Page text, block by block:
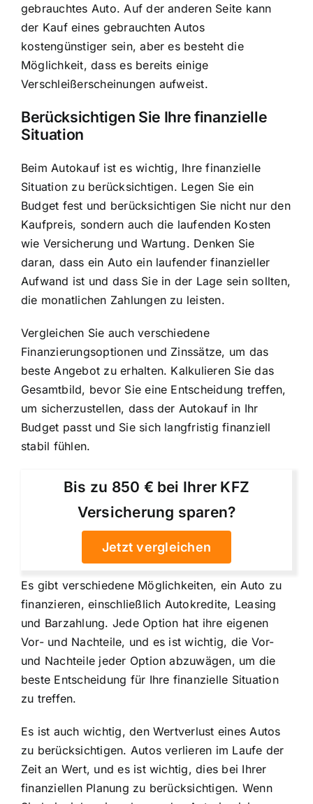
gebrauchtes Auto. Auf der anderen Seite kann
der Kauf eines gebrauchten Autos
kostengünstiger sein, aber es besteht die
Möglichkeit, dass es bereits einige
Verschleißerscheinungen aufweist.
Berücksichtigen Sie Ihre finanzielle
Situation
Beim Autokauf ist es wichtig, Ihre finanzielle
Situation zu berücksichtigen. Legen Sie ein
Budget fest und berücksichtigen Sie nicht nur den
Kaufpreis, sondern auch die laufenden Kosten
wie Versicherung und Wartung. Denken Sie
daran, dass ein Auto ein laufender finanzieller
Aufwand ist und dass Sie in der Lage sein sollten,
die monatlichen Zahlungen zu leisten.
Vergleichen Sie auch verschiedene
Finanzierungsoptionen und Zinssätze, um das
beste Angebot zu erhalten. Kalkulieren Sie das
Gesamtbild, bevor Sie eine Entscheidung treffen,
um sicherzustellen, dass der Autokauf in Ihr
Budget passt und Sie sich langfristig finanziell
stabil fühlen.
Bis zu 850 € bei Ihrer KFZ
Versicherung sparen?
Jetzt vergleichen
Es gibt verschiedene Möglichkeiten, ein Auto zu
finanzieren, einschließlich Autokredite, Leasing
und Barzahlung. Jede Option hat ihre eigenen
Vor- und Nachteile, und es ist wichtig, die Vor-
und Nachteile jeder Option abzuwägen, um die
beste Entscheidung für Ihre finanzielle Situation
zu treffen.
Es ist auch wichtig, den Wertverlust eines Autos
zu berücksichtigen. Autos verlieren im Laufe der
Zeit an Wert, und es ist wichtig, dies bei Ihrer
finanziellen Planung zu berücksichtigen. Wenn